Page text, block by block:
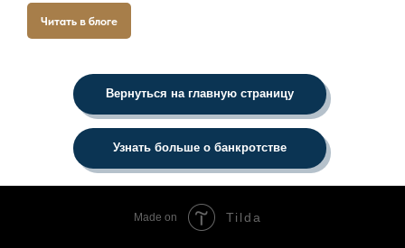
Читать в блоге
Вернуться на главную страницу
Узнать больше о банкротстве
Made on Tilda